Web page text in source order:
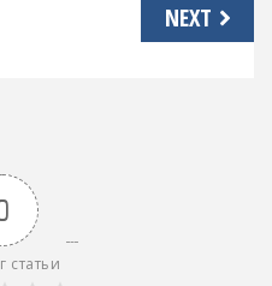
NEXT
статьи